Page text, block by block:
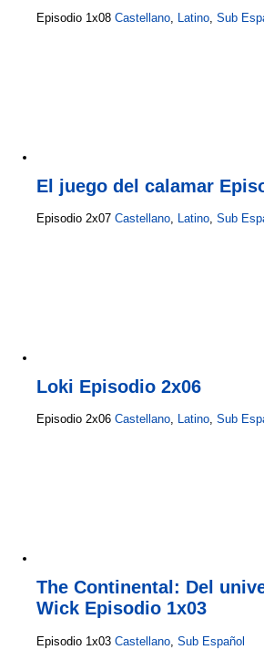
Episodio 1x08 Castellano Latino Sub
El juego del calamar
Episodio 2x07 Castellano Latino Sub
Loki Episodio 2x06
Episodio 2x06 Castellano, Latino, Sub
The Continental: Del
Wick Episodio 1x03
Episodio 1x03 Castellano Sub Español